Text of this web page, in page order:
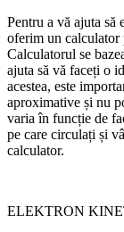
Pentru a vă ajuta să
oferim un calculator
Calculatorul se
ajuta să vă faceți o
acestea, este
aproximative și nu
varia în funcție de
pe care circulați și
calculator.
ELEKTRON